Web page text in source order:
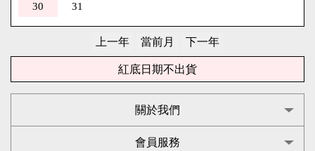
30
31
紅底日期不出貨
關於我們
會員服務